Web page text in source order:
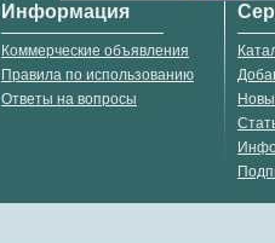
Информация
Коммерческие объявления
Правила по использованию
Ответы на вопросы